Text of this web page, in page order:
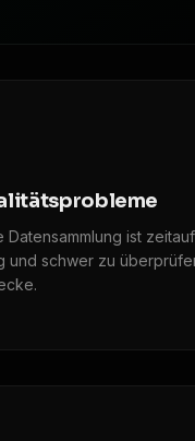
Datensammlung ist
und schwer zu